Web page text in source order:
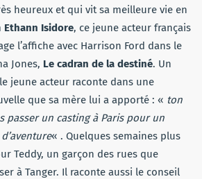
heureux et qui vit sa meilleure vie en
Ethann Isidore, ce jeune acteur français
l’affiche avec Harrison Ford dans le
Jones, Le cadran de la destiné. Un
jeune acteur raconte dans une
que sa mère lui a apporté : « ton
passer un casting à Paris pour un
« . Quelques semaines plus
Teddy, un garçon des rues que
à Tanger. Il raconte aussi le conseil